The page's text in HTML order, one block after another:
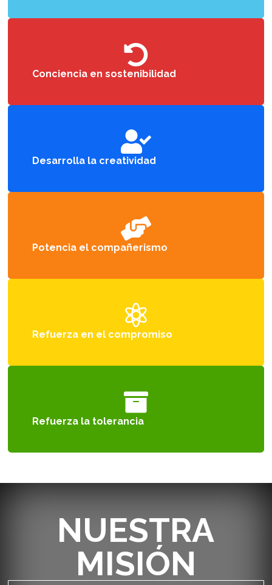

Conciencia en sostenibilidad

Desarrolla la creatividad

Potencia el compañerismo

Refuerza en el compromiso

Refuerza la tolerancia
NUESTRA
MISIÓN